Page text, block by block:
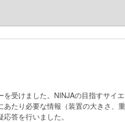
受けました。NINJAの目指すサイ
たり必要な情報（装置の大きさ、
答を行いました。